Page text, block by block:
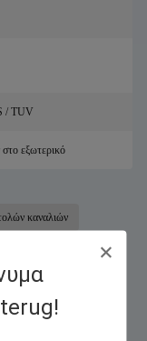
/ TUV
εξωτερικό
καναλιών